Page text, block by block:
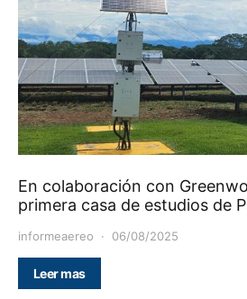
En colaboración con
primera casa de estudios de
informeaereo 06/08/2025
Leer mas